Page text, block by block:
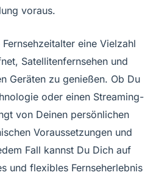
voraus.
eine Vielzahl
Satellitenfernsehen und
Geräten zu genießen. Ob Du
oder einen Streaming-
von Deinen persönlichen
Voraussetzungen und
Fall kannst Du Dich auf
und flexibles Fernseherlebnis